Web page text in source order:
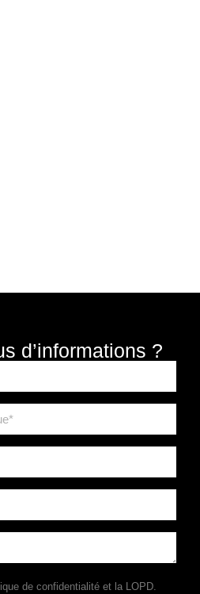
d’informations ?
de confidentialité et la LOPD.